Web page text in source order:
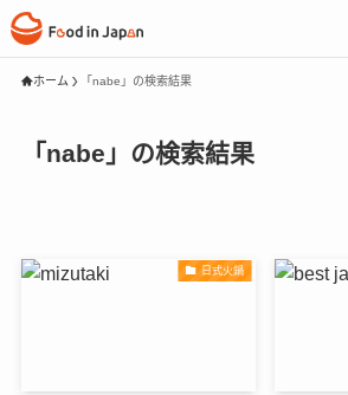
ホーム 「nabe」の検索結果
「nabe」の検索結果
日式火鍋